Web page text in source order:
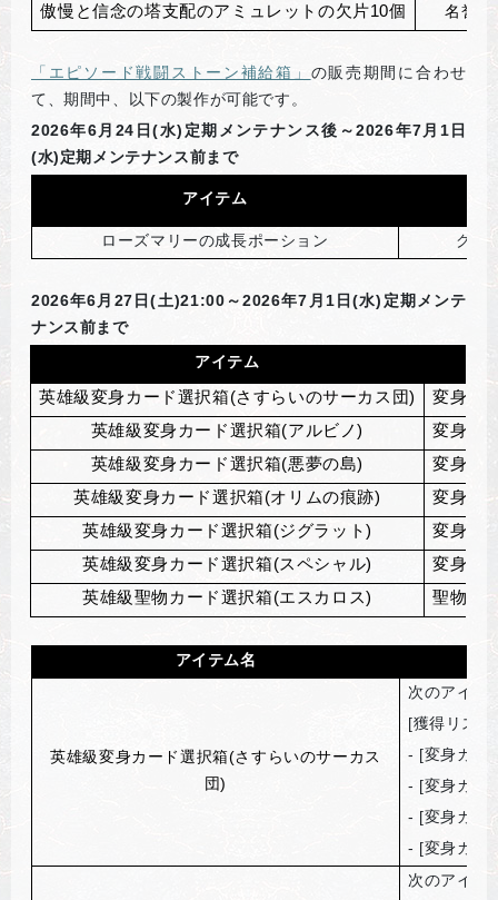
傲慢と信念の塔支配のアミュレットの欠片10個
名誉の
「エピソード戦闘ストーン補給箱」 の販売期間に合わせ
て、期間中、以下の製作が可能です。
2026年6月24日(水)定期メンテナンス後～2026年7月1日
(水)定期メンテナンス前まで
アイテム
ローズマリーの成長ポーション グン
2026年6月27日(土)21:00～2026年7月1日(水)定期メンテ
ナンス前まで
アイテム
英雄級変身カード選択箱(さすらいのサーカス団)
変身製
英雄級変身カード選択箱(アルビノ)
変身製
英雄級変身カード選択箱(悪夢の島)
変身製
英雄級変身カード選択箱(オリムの痕跡)
変身製
英雄級変身カード選択箱(ジグラット)
変身製
英雄級変身カード選択箱(スペシャル)
変身製
英雄級聖物カード選択箱(エスカロス)
聖物製
アイテム名
英雄級変身カード選択箱(さすらいのサーカス
団)
次のアイテ
[獲得リスト
- [変身カー
- [変身カー
- [変身カー
- [変身カー
次のアイテ